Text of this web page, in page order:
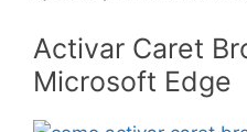
Activar Caret
Microsoft Edge